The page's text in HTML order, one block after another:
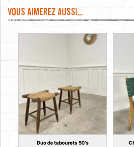
Vous aimerez aussi...
Duo de tabourets 50's